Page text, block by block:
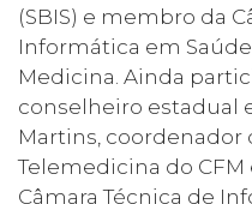
(SBIS) e membro da
Informática em
Medicina. Ainda
conselheiro estadual
Martins, coordenador
Telemedicina do
Câmara Técnica de